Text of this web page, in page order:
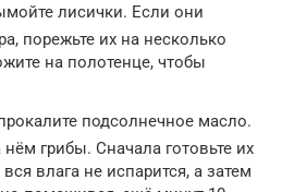
лисички. Если они
порежьте их на несколько
на полотенце, чтобы
подсолнечное масло.
грибы. Сначала готовьте их
влага не испарится, а затем